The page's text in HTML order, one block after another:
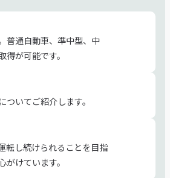
普通自動車、準中型、中
が可能です。
いてご紹介します。
転し続けられることを目指
がけています。